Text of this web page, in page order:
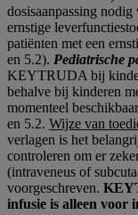
dosisaanpassing
ernstige
patiënten met een
en 5.2). Pediatrische
KEYTRUDA bij
behalve bij kinderen
momenteel
en 5.2. Wijze van
verlagen is het
controleren om er
(intraveneus of
voorgeschreven.
infusie is alleen voor